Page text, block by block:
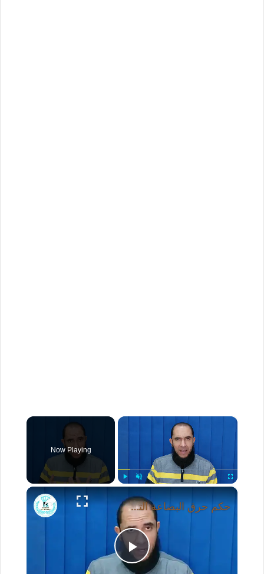
×
Fullscreen
Now Playing
×
P
حكم حرق البضاعة التي تم شراؤها بالتقسيط | فتوى مهمة من د. أحمد رجب